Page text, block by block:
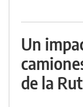
Un
de la